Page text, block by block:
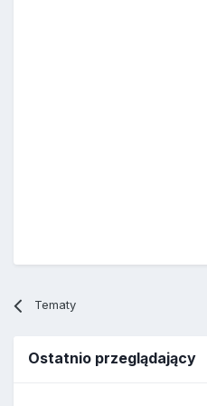
Tematy
Ostatnio przeglądający